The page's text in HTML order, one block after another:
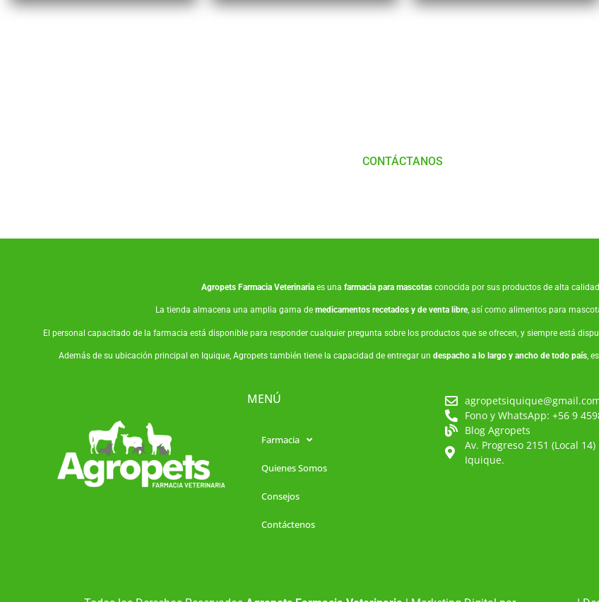
CONTÁCTANOS
Agropets Farmacia Veterinariaes una farmacia para mascotasconocida por sus productos de alta
La tienda almacena una amplia gama de medicamentos recetados y de venta libre, así como alimentos para
El personal capacitado de la farmacia está disponible para responder cualquier pregunta sobre los productos que se ofrecen, y siempre está
Además de su ubicación principal en Iquique, Agropets también tiene la capacidad de entregar un despacho a lo largo y ancho de todo país,
MENÚ
Farmacia
Quienes Somos
Consejos
Contáctenos
Fono y WhatsApp: +56 9
Blog Agropets
Av. Progreso 2151 (Local 14)
Iquique.